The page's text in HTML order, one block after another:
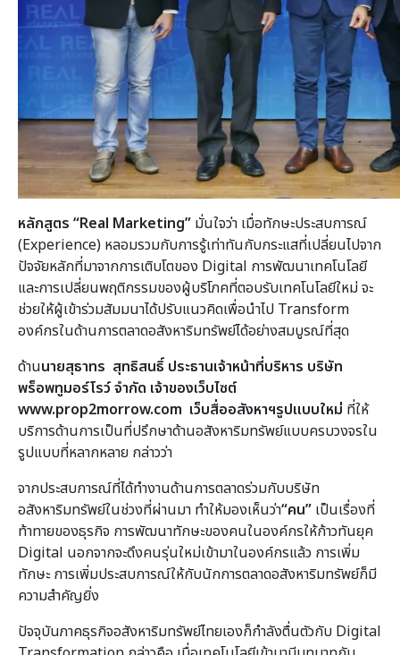
หลักสูตร “Real Marketing” มั่นใจว่า เมื่อทักษะประสบการณ์
(Experience) หลอมรวมกับการรู้เท่าทันกับกระแสที่เปลี่ยนไปจาก
ปัจจัยหลักที่มาจากการเติบโตของ Digital การพัฒนาเทคโนโลยี
และการเปลี่ยนพฤติกรรมของผู้บริโภคที่ตอบรับเทคโนโลยีใหม่ จะ
ช่วยให้ผู้เข้าร่วมสัมมนาได้ปรับแนวคิดเพื่อนำไป Transform
องค์กรในด้านการตลาดอสังหาริมทรัพย์ได้อย่างสมบูรณ์ที่สุด
ด้านนายสุธาทร สุทธิสนธิ์ ประธานเจ้าหน้าที่บริหาร บริษัท
พร็อพทูมอร์โรว์ จำกัด เจ้าของเว็บไซต์
www.prop2morrow.com เว็บสื่ออสังหาฯรูปแบบใหม่ ที่ให้
บริการด้านการเป็นที่ปรึกษาด้านอสังหาริมทรัพย์แบบครบวงจรใน
รูปแบบที่หลากหลาย กล่าวว่า
จากประสบการณ์ที่ได้ทำงานด้านการตลาดร่วมกับบริษัท
อสังหาริมทรัพย์ในช่วงที่ผ่านมา ทำให้มองเห็นว่า“คน” เป็นเรื่องที่
ท้าทายของธุรกิจ การพัฒนาทักษะของคนในองค์กรให้ก้าวทันยุค
Digital นอกจากจะดึงคนรุ่นใหม่เข้ามาในองค์กรแล้ว การเพิ่ม
ทักษะ การเพิ่มประสบการณ์ให้กับนักการตลาดอสังหาริมทรัพย์ก็มี
ความสำคัญยิ่ง
ปัจจุบันภาคธุรกิจอสังหาริมทรัพย์ไทยเองก็กำลังตื่นตัวกับ Digital